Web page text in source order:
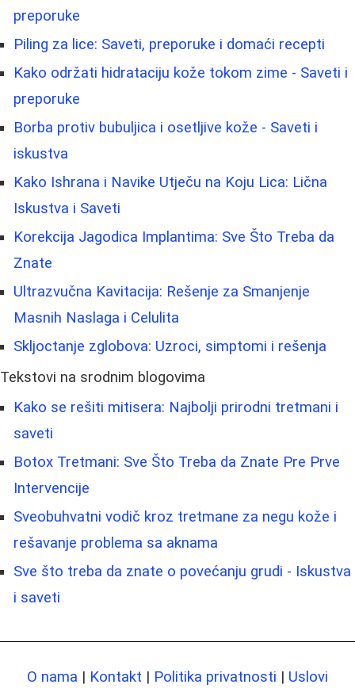
preporuke
Piling za lice: Saveti, preporuke i domaći recepti
Kako održati hidrataciju kože tokom zime - Saveti i
preporuke
Borbа protiv bubuljica i osetljive kože - Saveti i
iskustva
Kako Ishrana i Navike Utječu na Koju Lica: Lična
Iskustva i Saveti
Korekcija Jagodica Implantima: Sve Što Treba da
Znate
Ultrazvučna Kavitacija: Rešenje za Smanjenje
Masnih Naslaga i Celulita
Skljoctanje zglobova: Uzroci, simptomi i rešenja
Tekstovi na srodnim blogovima
Kako se rešiti mitisera: Najbolji prirodni tretmani i
saveti
Botox Tretmani: Sve Što Treba da Znate Pre Prve
Intervencije
Sveobuhvatni vodič kroz tretmane za negu kože i
rešavanje problema sa aknama
Sve što treba da znate o povećanju grudi - Iskustva
i saveti
O nama | Kontakt | Politika privatnosti | Uslovi